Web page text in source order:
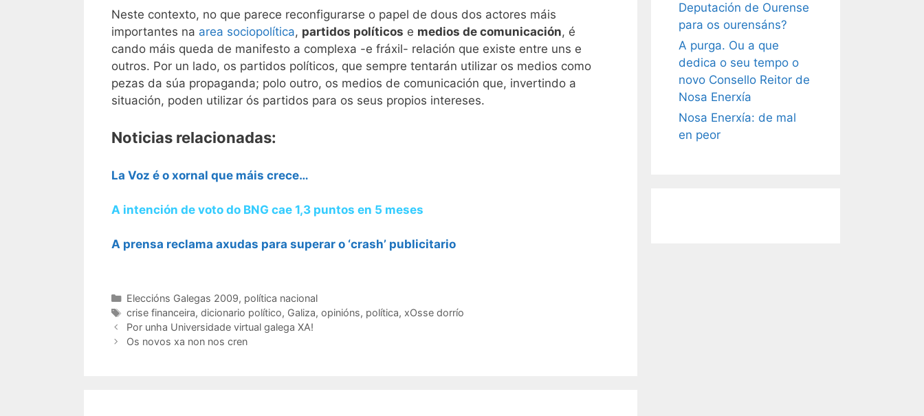
Neste contexto, no que parece reconfigurarse o papel de dous dos actores máis
importantes na area sociopolítica, partidos políticos e medios de comunicación, é
cando máis queda de manifesto a complexa -e fráxil- relación que existe entre uns e
outros. Por un lado, os partidos políticos, que sempre tentarán utilizar os medios como
pezas da súa propaganda; polo outro, os medios de comunicación que, invertindo a
situación, poden utilizar ós partidos para os seus propios intereses.
Noticias relacionadas:
La Voz é o xornal que máis crece…
A intención de voto do BNG cae 1,3 puntos en 5 meses
A prensa reclama axudas para superar o ‘crash’ publicitario
Categorías
Eleccións Galegas 2009, política nacional
Etiquetas
crise financeira, dicionario político, Galiza, opinións, política, xOsse dorrío
Por unha Universidade virtual galega XA!
Os novos xa non nos cren
Deputación de Ourense
para os ourensáns?
A purga. Ou a que
dedica o seu tempo o
novo Consello Reitor de
Nosa Enerxía
Nosa Enerxía: de mal
en peor